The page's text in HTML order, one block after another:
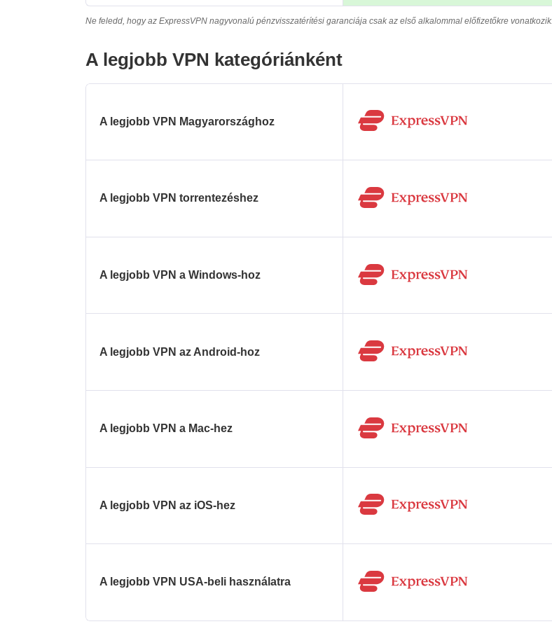
Ne feledd, hogy az ExpressVPN nagyvonalú pénzvisszatérítési garanciája csak az első alkalommal előfizetőkre vonatkozik.
A legjobb VPN kategóriánként
A legjobb VPN Magyarországhoz
A legjobb VPN torrentezéshez
A legjobb VPN a Windows-hoz
A legjobb VPN az Android-hoz
A legjobb VPN a Mac-hez
A legjobb VPN az iOS-hez
A legjobb VPN USA-beli használatra